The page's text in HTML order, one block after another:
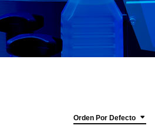
Orden Por Defecto